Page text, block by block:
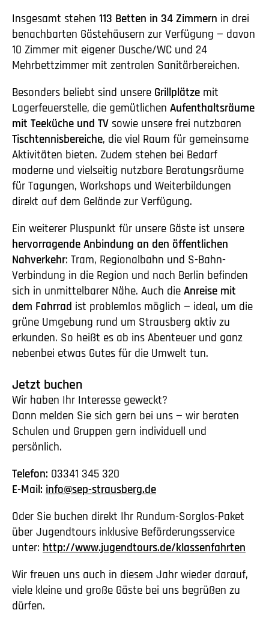
Insgesamt stehen 113 Betten in 34 Zimmern in drei
benachbarten Gästehäusern zur Verfügung — davon
10 Zimmer mit eigener Dusche/WC und 24
Mehrbettzimmer mit zentralen Sanitärbereichen.
Besonders beliebt sind unsere Grillplätze mit
Lagerfeuerstelle, die gemütlichen Aufenthaltsräume
mit Teeküche und TV sowie unsere frei nutzbaren
Tischtennisbereiche, die viel Raum für gemeinsame
Aktivitäten bieten. Zudem stehen bei Bedarf
moderne und vielseitig nutzbare Beratungsräume
für Tagungen, Workshops und Weiterbildungen
direkt auf dem Gelände zur Verfügung.
Ein weiterer Pluspunkt für unsere Gäste ist unsere
hervorragende Anbindung an den öffentlichen
Nahverkehr: Tram, Regionalbahn und S-Bahn-
Verbindung in die Region und nach Berlin befinden
sich in unmittelbarer Nähe. Auch die Anreise mit
dem Fahrrad ist problemlos möglich — ideal, um die
grüne Umgebung rund um Strausberg aktiv zu
erkunden. So heißt es ab ins Abenteuer und ganz
nebenbei etwas Gutes für die Umwelt tun.
Jetzt buchen
Wir haben Ihr Interesse geweckt?
Dann melden Sie sich gern bei uns — wir beraten
Schulen und Gruppen gern individuell und
persönlich.
Telefon: 03341 345 320
E-Mail: info@sep-strausberg.de
Oder Sie buchen direkt Ihr Rundum-Sorglos-Paket
über Jugendtours inklusive Beförderungsservice
unter: http://www.jugendtours.de/klassenfahrten
Wir freuen uns auch in diesem Jahr wieder darauf,
viele kleine und große Gäste bei uns begrüßen zu
dürfen.